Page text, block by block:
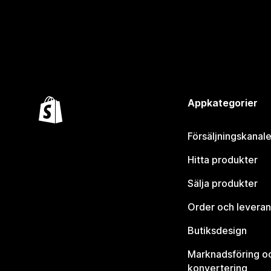
Appkategorier
Hitta produkter
Sälja produkter
Order och
Butiksdesign
Marknadsföring
konvertering